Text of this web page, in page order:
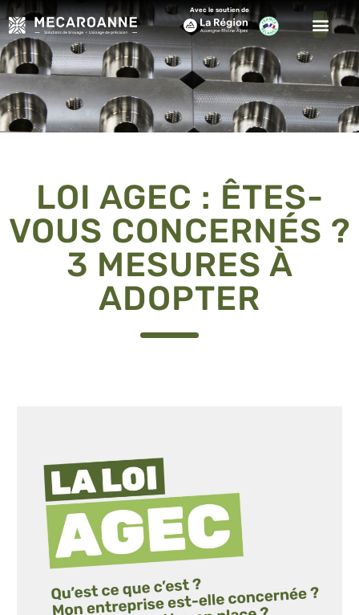
Avec le soutien de
LOI AGEC : ÊTES-
VOUS CONCERNÉS ?
3 MESURES À
ADOPTER